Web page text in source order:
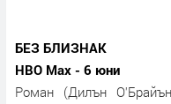
БЕЗ БЛИЗНАК
HBO Max - 6 юни
Роман (Дилън